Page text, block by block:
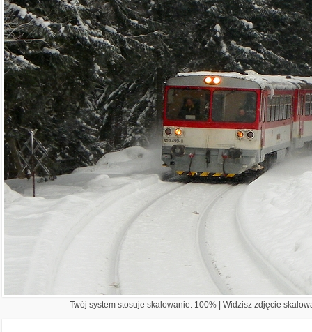
Twój system stosuje skalowanie: 100% | Widzisz zdjęcie